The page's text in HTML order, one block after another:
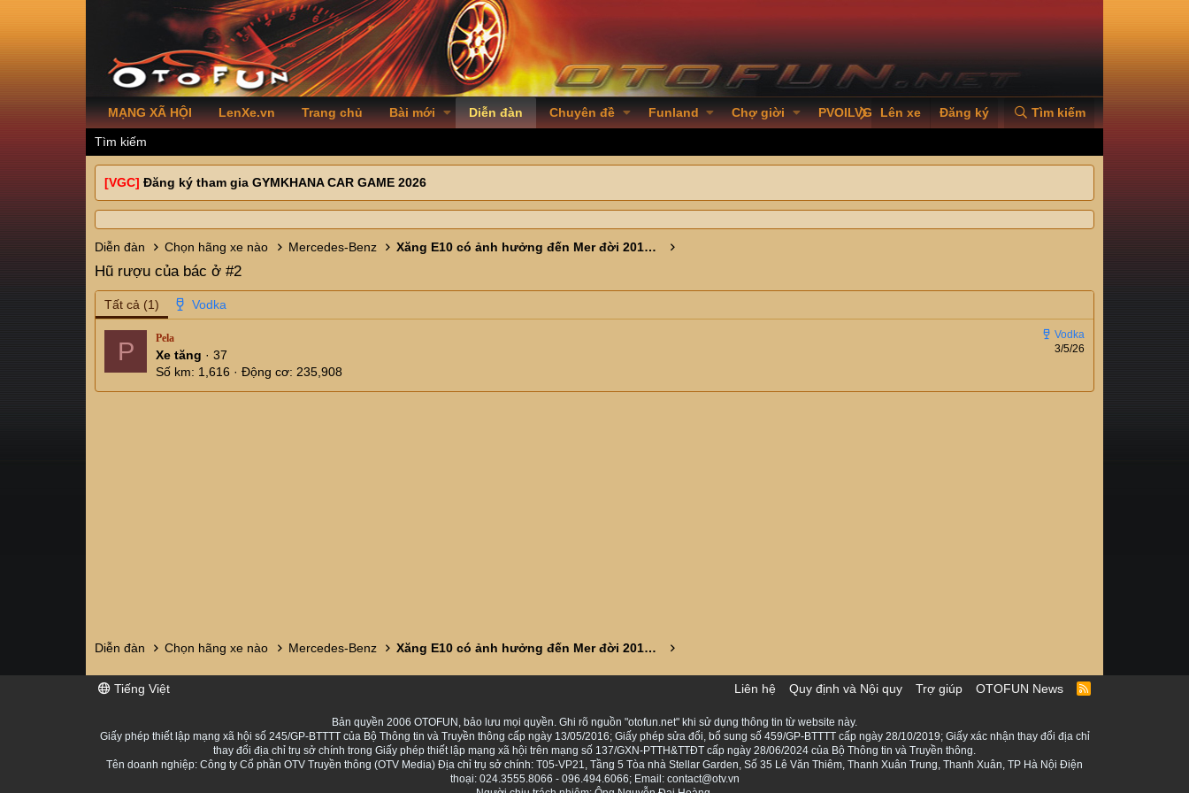
MẠNG XÃ HỘI LenXe.vn Trang chủ Bài mới Diễn đàn Chuyên đề Funland Chợ giời PVOILVGC2026
Lên xe Đăng ký Tìm kiếm
Tìm kiếm
[VGC] Đăng ký tham gia GYMKHANA CAR GAME 2026
Diễn đàn Chọn hãng xe nào Mercedes-Benz Xăng E10 có ảnh hưởng đến Mer đời 2016 không ạ?
Hũ rượu của bác ở #2
Tất cả (1)
P 3/5/26
Pela
Xe tăng · 37
Số km
1,616 Động cơ 235,908
Diễn đàn Chọn hãng xe nào Mercedes-Benz Xăng E10 có ảnh hưởng đến Mer đời 2016 không ạ?
Tiếng Việt Liên hệ Quy định và Nội quy Trợ giúp OTOFUN News
R
Bản quyền 2006 OTOFUN, bảo lưu mọi quyền. Ghi rõ nguồn "otofun.net" khi sử dụng thông tin từ website này.
Giấy phép thiết lập mạng xã hội số 245/GP-BTTTT của Bộ Thông tin và Truyền thông cấp ngày 13/05/2016; Giấy phép sửa đổi, bổ sung số 459/GP-BTTTT cấp ngày 28/10/2019; Giấy xác nhận thay đổi địa chỉ
thay đổi địa chỉ trụ sở chính trong Giấy phép thiết lập mạng xã hội trên mạng số 137/GXN-PTTH&TTĐT cấp ngày 28/06/2024 của Bộ Thông tin và Truyền thông.
Tên doanh nghiệp: Công ty Cổ phần OTV Truyền thông (OTV Media) Địa chỉ trụ sở chính: T05-VP21, Tầng 5 Tòa nhà Stellar Garden, Số 35 Lê Văn Thiêm, Thanh Xuân Trung, Thanh Xuân, TP Hà Nội Điện
thoại: 024.3555.8066 - 096.494.6066; Email: contact@otv.vn